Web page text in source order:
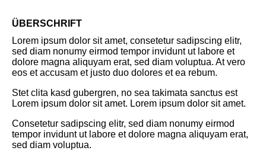
ÜBERSCHRIFT
Lorem ipsum dolor sit amet, consetetur sadipscing elitr,
sed diam nonumy eirmod tempor invidunt ut labore et
dolore magna aliquyam erat, sed diam voluptua. At vero
eos et accusam et justo duo dolores et ea rebum.
Stet clita kasd gubergren, no sea takimata sanctus est
Lorem ipsum dolor sit amet. Lorem ipsum dolor sit amet.
Consetetur sadipscing elitr, sed diam nonumy eirmod
tempor invidunt ut labore et dolore magna aliquyam erat,
sed diam voluptua.